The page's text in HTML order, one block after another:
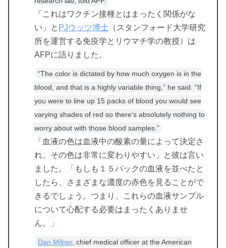
「これはワクチン接種とはまったく関係がな
い」と PJウッツ博士 （スタンフォード大学研究
所を運営する免疫学とリウマチ学の教授）は
AFPに語りました。
“The color is dictated by how much oxygen is in the
blood, and that is a highly variable thing,” he said. “If
you were to line up 15 packs of blood you would see
varying shades of red so there’s absolutely nothing to
worry about with those blood samples.”
「血液の色は血液中の酸素の量によって決定さ
れ、その色は非常に変わりやすい」と彼は言い
ました。「もしも１５パックの血液を並べたと
したら、さまざまな濃度の赤色を見ることがで
きるでしょう。つまり、これらの血液サンプル
について心配する必要はまったくありませ
ん。」
Dan Milner, chief medical officer at the American